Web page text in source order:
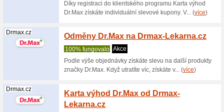
(více)